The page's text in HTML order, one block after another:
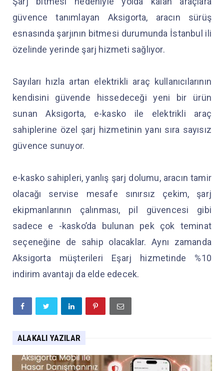
güvence tanımlayan Aksigorta, aracın sürüş
esnasında şarjının bitmesi durumunda İstanbul ili
özelinde yerinde şarj hizmeti sağlıyor.
Sayıları hızla artan elektrikli araç kullanıcılarının
kendisini güvende hissedeceği yeni bir ürün
sunan Aksigorta, e-kasko ile elektrikli araç
sahiplerine özel şarj hizmetinin yanı sıra sayısız
güvence sunuyor.
e-kasko sahipleri, yanlış şarj dolumu, aracın tamir
olacağı servise mesafe sınırsız çekim, şarj
ekipmanlarının çalınması, pil güvencesi gibi
sadece e -kasko’da bulunan pek çok teminat
seçeneğine de sahip olacaklar. Aynı zamanda
Aksigorta müşterileri Eşarj hizmetinde %10
indirim avantajı da elde edecek.
ALAKALI YAZILAR